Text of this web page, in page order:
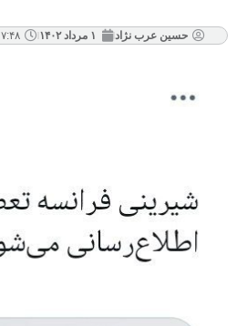
حسین عرب نژاد ۱ مرداد ۱۴۰۲ ۷:۴۸ ب٫ظ